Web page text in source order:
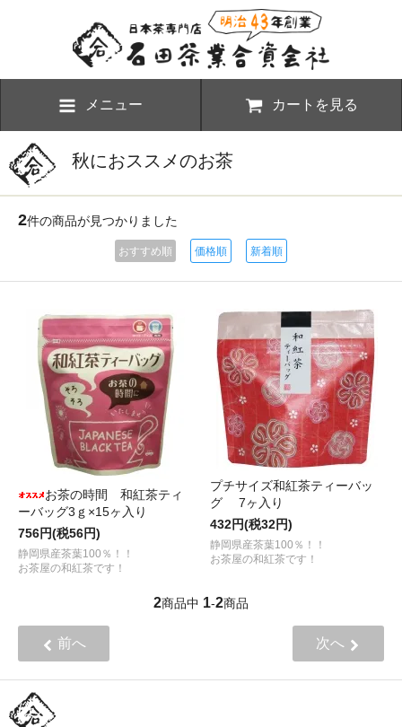
メニュー カートを見る
秋におススメのお茶
2件の商品が見つかりました
おすすめ順 価格順 新着順
お茶の時間 和紅茶ティ
ーバッグ3ｇ×15ヶ入り
756円(税56円)
静岡県産茶葉100％！！
お茶屋の和紅茶です！
プチサイズ和紅茶ティーバッ
グ 7ヶ入り
432円(税32円)
静岡県産茶葉100％！！
お茶屋の和紅茶です！
2商品中 1-2商品
前へ 次へ
ほかの商品を探す